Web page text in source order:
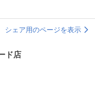
シェア用のページを表示
ド店